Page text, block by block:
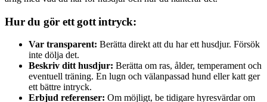
Hur du gör ett gott intryck:
Var transparent: Berätta direkt att du har ett husdjur. Försök
inte dölja det.
Beskriv ditt husdjur: Berätta om ras, ålder, temperament och
eventuell träning. En lugn och välanpassad hund eller katt ger
ett bättre intryck.
Erbjud referenser: Om möjligt, be tidigare hyresvärdar om